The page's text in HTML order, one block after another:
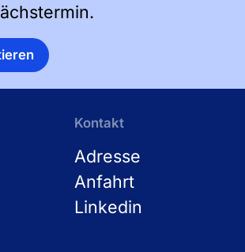
Kontakt
Adresse
Anfahrt
Linkedin